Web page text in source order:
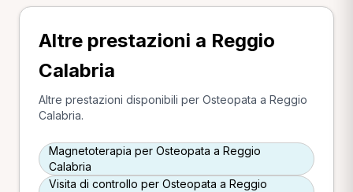
Altre prestazioni a Reggio
Calabria
Altre prestazioni disponibili per Osteopata a Reggio
Calabria.
Magnetoterapia per Osteopata a Reggio
Calabria
Visita di controllo per Osteopata a Reggio